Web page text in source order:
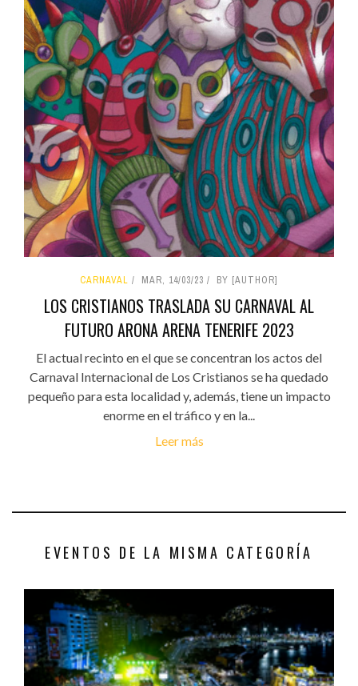
CARNAVAL MAR, 14/03/23 BY [AUTHOR]
LOS CRISTIANOS TRASLADA SU CARNAVAL AL
FUTURO ARONA ARENA TENERIFE 2023
El actual recinto en el que se concentran los actos del
Carnaval Internacional de Los Cristianos se ha quedado
pequeño para esta localidad y, además, tiene un impacto
enorme en el tráfico y en la...
Leer más
EVENTOS DE LA MISMA CATEGORÍA